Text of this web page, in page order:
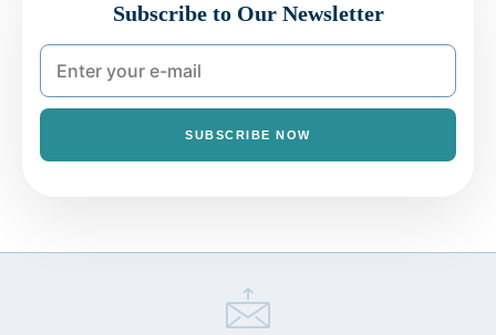
Subscribe to Our Newsletter
SUBSCRIBE NOW